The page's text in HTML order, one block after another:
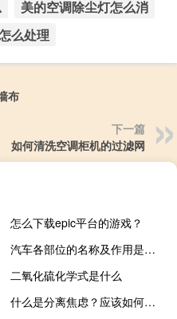
美的空调除尘灯怎么消
么处理
布
下一篇
如何清洗空调柜机的过滤网
怎么下载epic平台的游戏？
汽车各部位的名称及作用是什么
二氧化硫化学式是什么
什么是分离焦虑？应该如何应对？